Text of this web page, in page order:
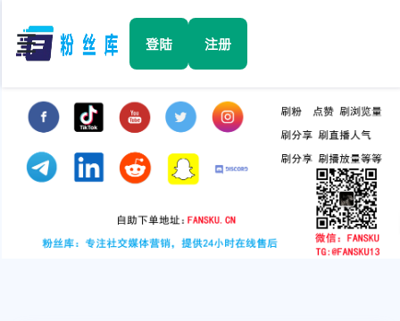
☰ 登陆 注册
Facebook
TikTok
YouTube